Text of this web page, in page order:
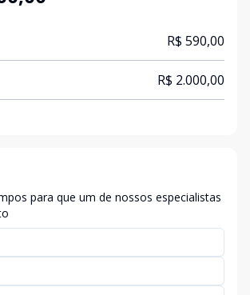
R$ 590,00
R$ 2.000,00
para que um de nossos especialistas